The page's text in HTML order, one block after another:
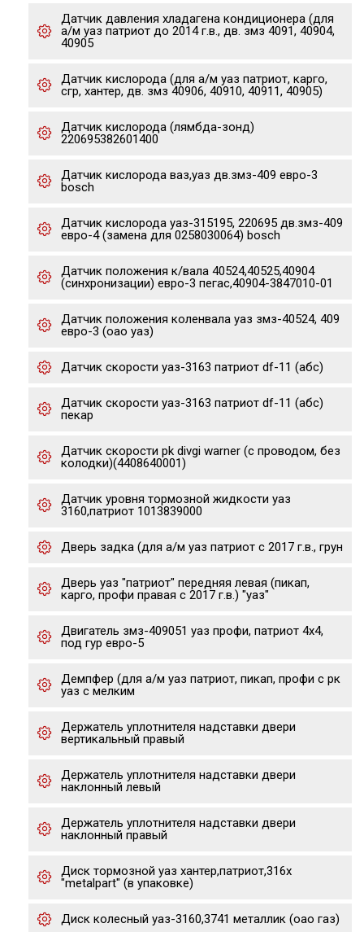
Датчик давления хладагена кондиционера (для
а/м уаз патриот до 2014 г.в., дв. змз 4091, 40904,
40905
Датчик кислорода (для а/м уаз патриот, карго,
сгр, хантер, дв. змз 40906, 40910, 40911, 40905)
Датчик кислорода (лямбда-зонд)
220695382601400
Датчик кислорода ваз,уаз дв.змз-409 евро-3
bosch
Датчик кислорода уаз-315195, 220695 дв.змз-409
евро-4 (замена для 0258030064) bosch
Датчик положения к/вала 40524,40525,40904
(синхронизации) евро-3 пегас,40904-3847010-01
Датчик положения коленвала уаз змз-40524, 409
евро-3 (оао уаз)
Датчик скорости уаз-3163 патриот df-11 (абс)
Датчик скорости уаз-3163 патриот df-11 (абс)
пекар
Датчик скорости pk divgi warner (с проводом, без
колодки)(4408640001)
Датчик уровня тормозной жидкости уаз
3160,патриот 1013839000
Дверь задка (для а/м уаз патриот с 2017 г.в., грун
Дверь уаз "патриот" передняя левая (пикап,
карго, профи правая с 2017 г.в.) "уаз"
Двигатель змз-409051 уаз профи, патриот 4х4,
под гур евро-5
Демпфер (для а/м уаз патриот, пикап, профи с рк
уаз с мелким
Держатель уплотнителя надставки двери
вертикальный правый
Держатель уплотнителя надставки двери
наклонный левый
Держатель уплотнителя надставки двери
наклонный правый
Диск тормозной уаз хантер,патриот,316x
"metalpart" (в упаковке)
Диск колесный уаз-3160,3741 металлик (оао газ)